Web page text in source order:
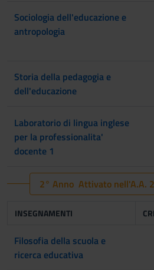
Sociologia dell'educazione e
antropologia
Storia della pedagogia e
dell'educazione
Laboratorio di lingua inglese
per la professionalita'
docente 1
2° Anno Attivato nell'A.A.
INSEGNAMENTI
Filosofia della scuola e
ricerca educativa